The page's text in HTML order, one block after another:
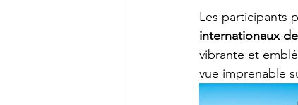
Les participants
internationaux
vibrante et
vue imprenable